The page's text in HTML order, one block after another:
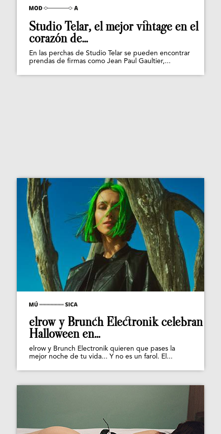
Studio Telar, el mejor vintage en el
corazón de...
En las perchas de Studio Telar se pueden encontrar
prendas de firmas como Jean Paul Gaultier,...
elrow y Brunch Electronik celebran
Halloween en...
elrow y Brunch Electronik quieren que pases la
mejor noche de tu vida... Y no es un farol. El...